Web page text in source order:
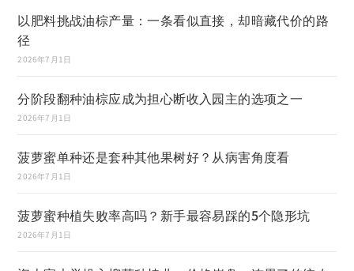
以肥料挑战油棕产量：一条看似直接，却暗藏代价的路
径
2026年7月1日
分阶段翻种油棕应成为担心断收入园主的选项之一
2026年7月1日
菠萝蜜单种还是套种其他果树好？从病害角度看
2026年7月1日
菠萝蜜种植失败率高吗？新手最容易踩的5个隐形坑
2026年7月1日